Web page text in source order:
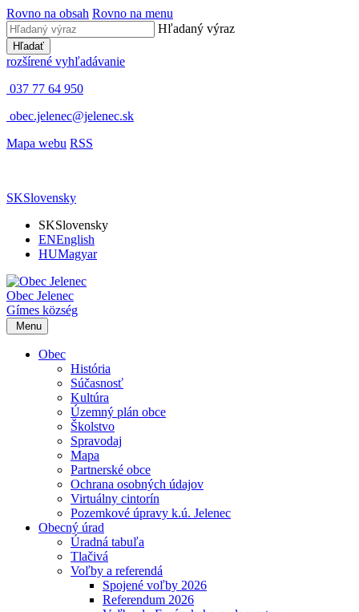
Rovno na obsah Rovno na menu
Hľadaný výraz
Hľadať
rozšírené vyhľadávanie
037 77 64 950
obec.jelenec@jelenec.sk
Mapa webu RSS
SKSlovensky
SKSlovensky
ENEnglish
HUMagyar
Obec Jelenec
Gímes község
Menu
Obec
História
Súčasnosť
Kultúra
Územný plán obce
Školstvo
Spravodaj
Mapa
Partnerské obce
Ochrana osobných údajov
Virtuálny cintorín
Pozemkové úpravy k.ú. Jelenec
Obecný úrad
Úradná tabuľa
Tlačivá
Voľby a referendá
Spojené voľby 2026
Referendum 2026